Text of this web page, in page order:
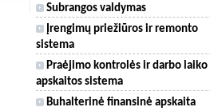
Subrangos valdymas
Įrengimų priežiūros ir remonto
sistema
Praėjimo kontrolės ir darbo laiko
apskaitos sistema
Buhalterinė finansinė apskaita